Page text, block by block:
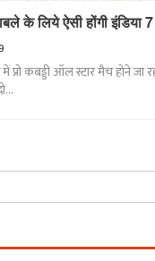
के लिये ऐसी होंगी इंडिया
प्रो कबड्डी ऑल स्टार मैच होने